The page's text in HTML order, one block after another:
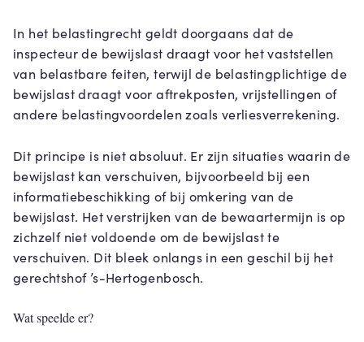
In het belastingrecht geldt doorgaans dat de
inspecteur de bewijslast draagt voor het vaststellen
van belastbare feiten, terwijl de belastingplichtige de
bewijslast draagt voor aftrekposten, vrijstellingen of
andere belastingvoordelen zoals verliesverrekening.
Dit principe is niet absoluut. Er zijn situaties waarin de
bewijslast kan verschuiven, bijvoorbeeld bij een
informatiebeschikking of bij omkering van de
bewijslast. Het verstrijken van de bewaartermijn is op
zichzelf niet voldoende om de bewijslast te
verschuiven. Dit bleek onlangs in een geschil bij het
gerechtshof ’s-Hertogenbosch.
Wat speelde er?